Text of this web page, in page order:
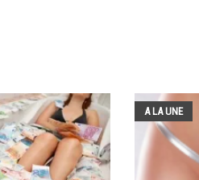
A LA UNE